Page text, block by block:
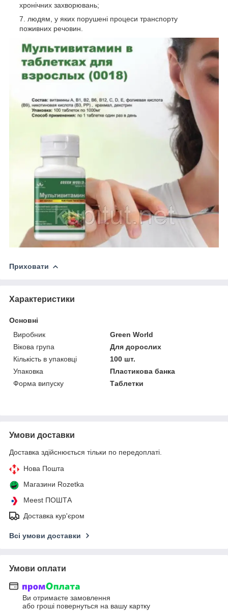
хронічних захворювань;
людям, у яких порушені процеси транспорту
поживних речовин.
Приховати
Характеристики
Основні
Виробник
Green World
Вікова група
Для дорослих
Кількість в упаковці
100 шт.
Упаковка
Пластикова банка
Форма випуску
Таблетки
Умови доставки
Доставка здійснюється тільки по передоплаті.
Нова Пошта
Магазини Rozetka
Meest ПОШТА
Доставка кур'єром
Всі умови доставки
Умови оплати
Ви отримаєте замовлення
або гроші повернуться на вашу картку